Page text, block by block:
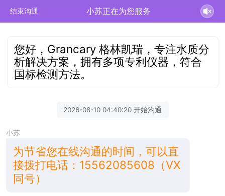
结束沟通 小苏正在为您服务
您好，Grancary 格林凯瑞，专注水质分
析解决方案，拥有多项专利仪器，符合
国标检测方法。
2026-08-10 04:40:20 开始沟通
小苏
为节省您在线沟通的时间，可以直
接拨打电话：15562085608（VX
同号）